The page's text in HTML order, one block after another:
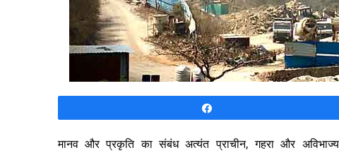
मानव और प्रकृति का संबंध अत्यंत प्राचीन, गहरा और